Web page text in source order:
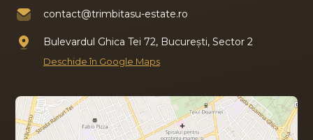
contact@trimbitasu-estate.ro
Bulevardul Ghica Tei 72, București, Sector 2
Deschide în Google Maps